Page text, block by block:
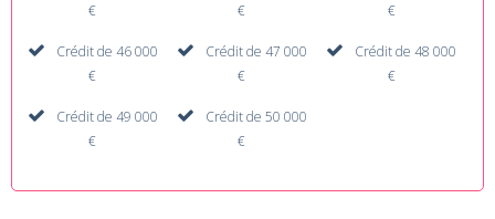
€
€
€
Crédit de 46 000
€
Crédit de 47 000
€
Crédit de 48 000
€
Crédit de 49 000
€
Crédit de 50 000
€